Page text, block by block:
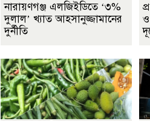
নারায়ণগঞ্জ এলজিইডিতে ‘৩%
দুলাল’ খ্যাত আহসানুজ্জামানের
দুর্নীতি